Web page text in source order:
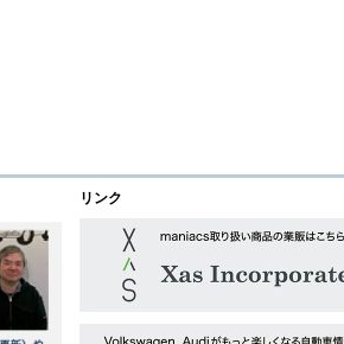
リンク